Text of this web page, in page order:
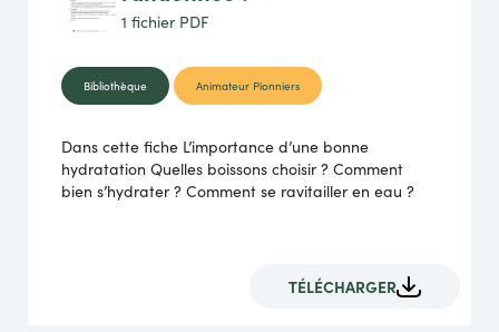
1 fichier PDF
Bibliothèque Animateur Pionniers
Dans cette fiche L’importance d’une bonne
hydratation Quelles boissons choisir ? Comment
bien s’hydrater ? Comment se ravitailler en eau ?
TÉLÉCHARGER